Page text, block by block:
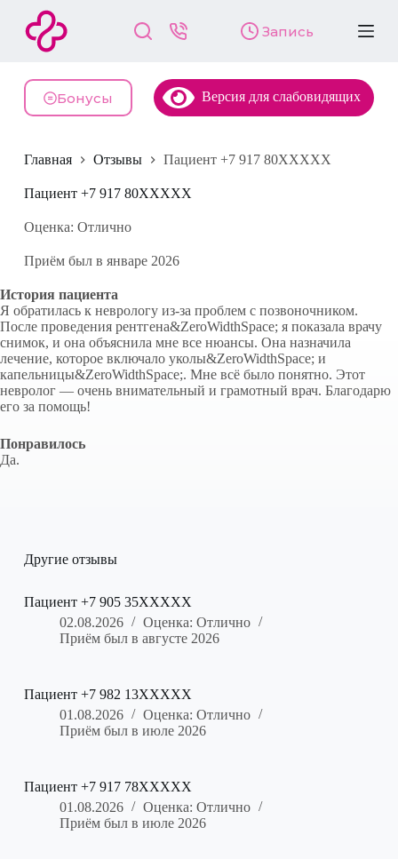
й
и
у
и
Запись
Бонусы Версия для слабовидящих
Главная Отзывы Пациент +7 917 80XXXXX
Пациент +7 917 80XXXXX
Оценка: Отлично
Приём был в январе 2026
История пациента
Я обратилась к неврологу из-за проблем с позвоночником.
После проведения рентгена&ZeroWidthSpace; я показала врачу
снимок, и она объяснила мне все нюансы. Она назначила
лечение, которое включало уколы&ZeroWidthSpace; и
капельницы&ZeroWidthSpace;. Мне всё было понятно. Этот
невролог — очень внимательный и грамотный врач. Благодарю
его за помощь!
Понравилось
Да.
Другие отзывы
Пациент +7 905 35XXXXX
02.08.2026
Оценка: Отлично
Приём был в августе 2026
Пациент +7 982 13XXXXX
01.08.2026
Оценка: Отлично
Приём был в июле 2026
Пациент +7 917 78XXXXX
01.08.2026
Оценка: Отлично
Приём был в июле 2026